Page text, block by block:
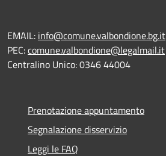
EMAIL: info@comune.valbondione.bg.it
PEC:comune.valbondione@legalmail.it
Centralino Unico: 0346 44004
Prenotazione appuntamento
Segnalazione disservizio
Leggi le FAQ